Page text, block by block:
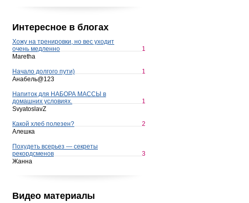
Интересное в блогах
Хожу на тренировки, но вес уходит
очень медленно
1
Maretha
Начало долгого пути)
1
Анабель@123
Напиток для НАБОРА МАССЫ в
домашних условиях.
1
SvyatoslavZ
Какой хлеб полезен?
2
Алешка
Похудеть всерьез — секреты
рекордсменов
3
Жанна
Видео материалы